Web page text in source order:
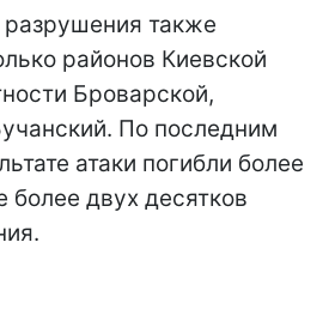
также
районов Киевской
Броварской,
По последним
атаки погибли более
более двух десятков